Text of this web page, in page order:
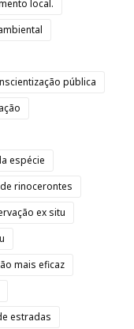
local.
pública
espécie
rinocerontes
ex situ
mais eficaz
estradas